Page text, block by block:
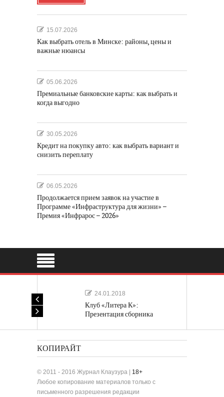
15.07.2026
Как выбрать отель в Минске: районы, цены и
важные нюансы
05.06.2026
Премиальные банковские карты: как выбрать и
когда выгодно
30.05.2026
Кредит на покупку авто: как выбрать вариант и
снизить переплату
06.05.2026
Продолжается прием заявок на участие в
Программе «Инфраструктура для жизни» –
Премия «Инфрарос – 2026»
24.01.2018
Клуб «Литера К»:
Презентация сборника
КОПИРАЙТ
© 2011 - 2016 Журнал Клаузура | 18+
Любое копирование материалов только с
письменного разрешения редакции